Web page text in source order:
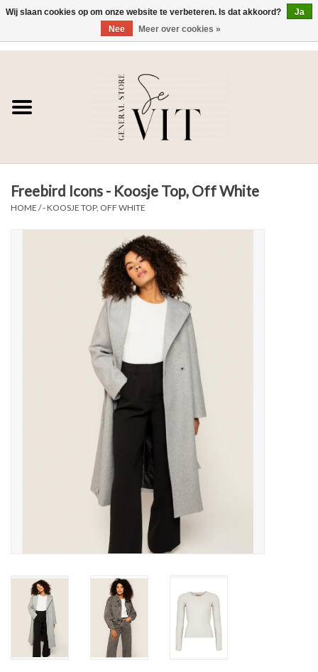
SE VIT
HEREN
WONEN
Freebird Icons - Koosje Top, Off White
HOME /- KOOSJE TOP, OFF WHITE
Wij slaan cookies op om onze website te verbeteren. Is dat akkoord?
Ja
Nee
Meer over cookies »